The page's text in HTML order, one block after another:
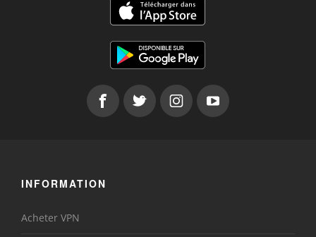
INFORMATION
Acheter VPN